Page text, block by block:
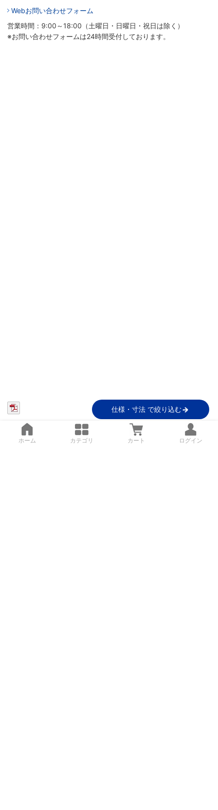
Webお問い合わせフォーム
営業時間：9:00～18:00（土曜日・日曜日・祝日は除く）
※お問い合わせフォームは24時間受付しております。
仕様・寸法 で絞り込む
ホーム カテゴリ カート ログイン